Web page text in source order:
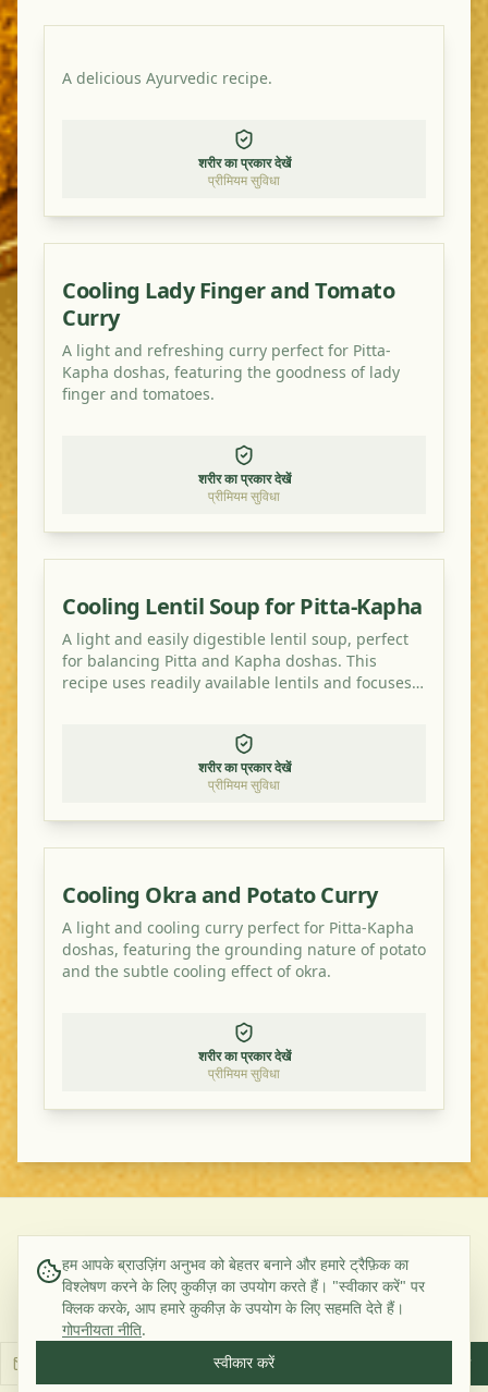
A delicious Ayurvedic recipe.
शरीर का प्रकार देखें
प्रीमियम सुविधा
Cooling Lady Finger and Tomato
Curry
A light and refreshing curry perfect for Pitta-
Kapha doshas, featuring the goodness of lady
finger and tomatoes.
शरीर का प्रकार देखें
प्रीमियम सुविधा
Cooling Lentil Soup for Pitta-Kapha
A light and easily digestible lentil soup, perfect
for balancing Pitta and Kapha doshas. This
recipe uses readily available lentils and focuses
शरीर का प्रकार देखें
प्रीमियम सुविधा
Cooling Okra and Potato Curry
A light and cooling curry perfect for Pitta-Kapha
doshas, featuring the grounding nature of potato
and the subtle cooling effect of okra.
शरीर का प्रकार देखें
प्रीमियम सुविधा
हमारे बारे मेंसंपर्कगोपनीयता नीतिनियम और शर्तें
हमारे न्यूज़लेटर की सदस्यता लें
हम आपके ब्राउज़िंग अनुभव को बेहतर बनाने और हमारे ट्रैफ़िक का
विश्लेषण करने के लिए कुकीज़ का उपयोग करते हैं। "स्वीकार करें" पर
क्लिक करके, आप हमारे कुकीज़ के उपयोग के लिए सहमति देते हैं।
गोपनीयता नीति.
स्वीकार करें